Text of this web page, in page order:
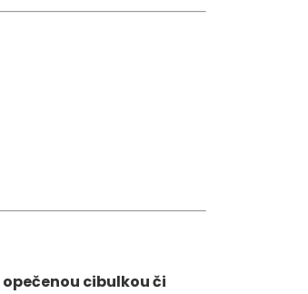
opečenou cibulkou či